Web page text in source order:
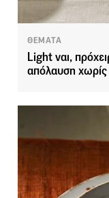
ΘΕΜΑΤΑ
Light ναι,
απόλαυση χωρίς